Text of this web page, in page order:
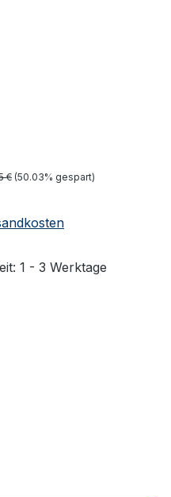
Preis:
€ (50.03% gespart)
1 - 3 Werktage